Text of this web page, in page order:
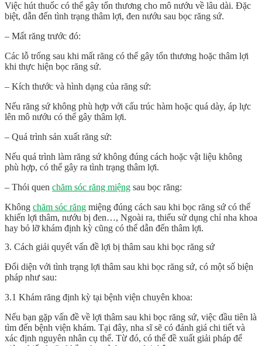
Việc hút thuốc có thể gây tổn thương cho mô nướu về lâu dài. Đặc
biệt, dẫn đến tình trạng thâm lợi, đen nướu sau bọc răng sứ.
– Mất răng trước đó:
Các lỗ trống sau khi mất răng có thể gây tổn thương hoặc thâm lợi
khi thực hiện bọc răng sứ.
– Kích thước và hình dạng của răng sứ:
Nếu răng sứ không phù hợp với cấu trúc hàm hoặc quá dày, áp lực
lên mô nướu có thể gây thâm lợi.
– Quá trình sản xuất răng sứ:
Nếu quá trình làm răng sứ không đúng cách hoặc vật liệu không
phù hợp, có thể gây ra tình trạng thâm lợi.
– Thói quen chăm sóc răng miệng sau bọc răng:
Không chăm sóc răng miệng đúng cách sau khi bọc răng sứ có thể
khiến lợi thâm, nướu bị đen…, Ngoài ra, thiếu sử dụng chỉ nha khoa
hay bỏ lỡ khám định kỳ cũng có thể dẫn đến thâm lợi.
3. Cách giải quyết vấn đề lợi bị thâm sau khi bọc răng sứ
Đối diện với tình trạng lợi thâm sau khi bọc răng sứ, có một số biện
pháp như sau:
3.1 Khám răng định kỳ tại bệnh viện chuyên khoa:
Nếu bạn gặp vấn đề về lợi thâm sau khi bọc răng sứ, việc đầu tiên là
tìm đến bệnh viện khám. Tại đây, nha sĩ sẽ có đánh giá chi tiết và
xác định nguyên nhân cụ thể. Từ đó, có thể đề xuất giải pháp để